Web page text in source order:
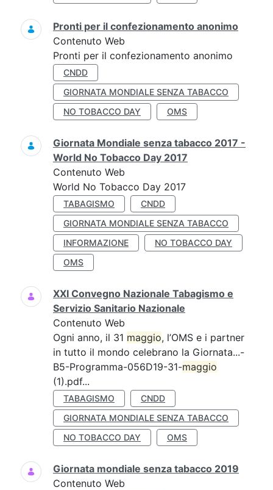
Pronti per il confezionamento anonimo
Contenuto Web
Pronti per il confezionamento anonimo
CNDD
GIORNATA MONDIALE SENZA TABACCO
NO TOBACCO DAY
OMS
Giornata Mondiale senza tabacco 2017 -
World No Tobacco Day 2017
Contenuto Web
World No Tobacco Day 2017
TABAGISMO
CNDD
GIORNATA MONDIALE SENZA TABACCO
INFORMAZIONE
NO TOBACCO DAY
OMS
XXI Convegno Nazionale Tabagismo e
Servizio Sanitario Nazionale
Contenuto Web
Ogni anno, il 31 maggio, l’OMS e i partner
in tutto il mondo celebrano la Giornata...-
B5-Programma-056D19-31-maggio
(1).pdf...
TABAGISMO
CNDD
GIORNATA MONDIALE SENZA TABACCO
NO TOBACCO DAY
OMS
Giornata mondiale senza tabacco 2019
Contenuto Web